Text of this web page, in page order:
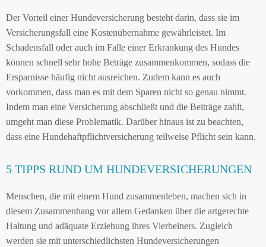
Der Vorteil einer Hundeversicherung besteht darin, dass sie im
Versicherungsfall eine Kostenübernahme gewährleistet. Im
Schadensfall oder auch im Falle einer Erkrankung des Hundes
können schnell sehr hohe Beträge zusammenkommen, sodass die
Ersparnisse häufig nicht ausreichen. Zudem kann es auch
vorkommen, dass man es mit dem Sparen nicht so genau nimmt.
Indem man eine Versicherung abschließt und die Beiträge zahlt,
umgeht man diese Problematik. Darüber hinaus ist zu beachten,
dass eine Hundehaftpflichtversicherung teilweise Pflicht sein kann.
5 TIPPS RUND UM HUNDEVERSICHERUNGEN
Menschen, die mit einem Hund zusammenleben, machen sich in
diesem Zusammenhang vor allem Gedanken über die artgerechte
Haltung und adäquate Erziehung ihres Vierbeiners. Zugleich
werden sie mit unterschiedlichsten Hundeversicherungen